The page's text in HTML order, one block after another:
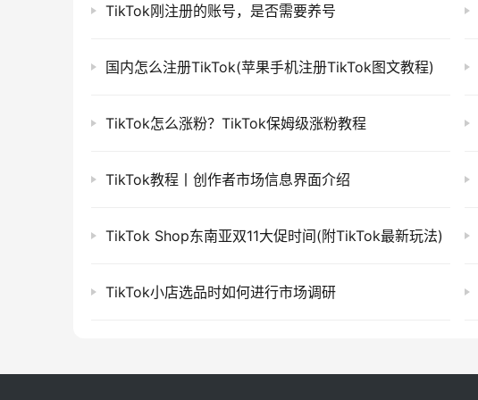
TikTok刚注册的账号，是否需要养号
国内怎么注册TikTok(苹果手机注册TikTok图文教程)
TikTok怎么涨粉？TikTok保姆级涨粉教程
TikTok教程丨创作者市场信息界面介绍
TikTok Shop东南亚双11大促时间(附TikTok最新玩法)
TikTok小店选品时如何进行市场调研